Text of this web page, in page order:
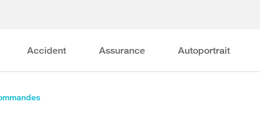
Accident Assurance Autoportrait